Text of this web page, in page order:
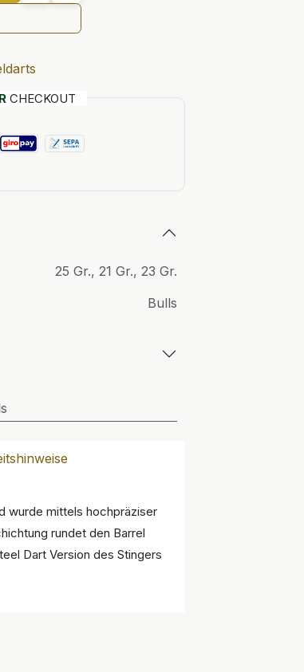
CHECKOUT
25 Gr., 21 Gr., 23 Gr.
Bulls
wurde mittels hochpräziser
rundet den Barrel
Dart Version des Stingers